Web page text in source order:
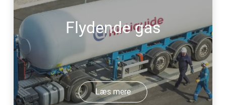
Flydende gas
Læs mere